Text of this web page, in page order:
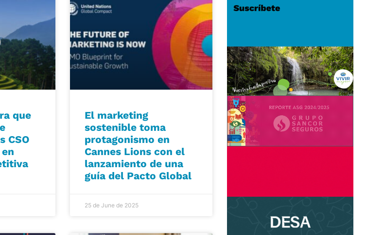
que
CSO
El marketing
sostenible toma
protagonismo en
Cannes Lions con el
lanzamiento de una
guía del Pacto Global
25 de June de 2025